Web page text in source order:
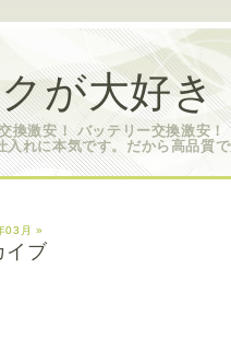
が大好き
換激安！ バッテリー交換激安
れに本気です。だから高品質で
03月 »
イブ